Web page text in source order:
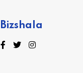
Bizshala